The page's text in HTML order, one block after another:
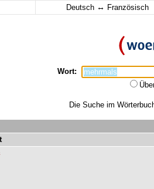
Deutsch ↔ Französisch
Wort:
Die Suche im